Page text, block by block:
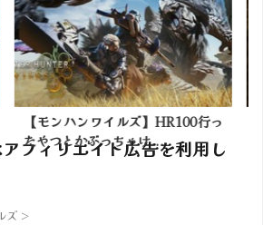
ンワイルズ】HR100行っ
とかぶっちゃけ...
【モンハ
の格下で
フィリエイト広告を利用し
ズ >